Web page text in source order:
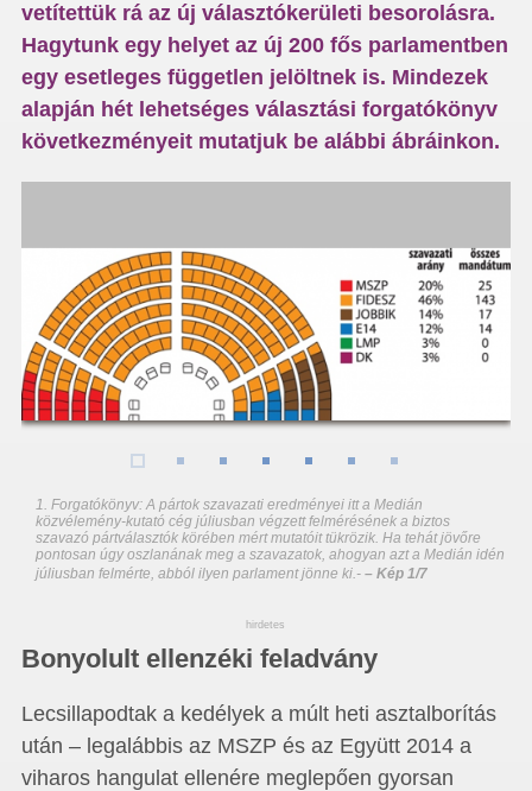
vetítettük rá az új választókerületi besorolásra.
Hagytunk egy helyet az új 200 fős parlamentben
egy esetleges független jelöltnek is. Mindezek
alapján hét lehetséges választási forgatókönyv
következményeit mutatjuk be alábbi ábráinkon.
1. Forgatókönyv: A pártok szavazati eredményei itt a Medián
közvélemény-kutató cég júliusban végzett felmérésének a biztos
szavazó pártválasztók körében mért mutatóit tükrözik. Ha tehát jövőre
pontosan úgy oszlanának meg a szavazatok, ahogyan azt a Medián idén
júliusban felmérte, abból ilyen parlament jönne ki.-– Kép 1/7
hirdetes
Bonyolult ellenzéki feladvány
Lecsillapodtak a kedélyek a múlt heti asztalborítás
után – legalábbis az MSZP és az Együtt 2014 a
viharos hangulat ellenére meglepően gyorsan